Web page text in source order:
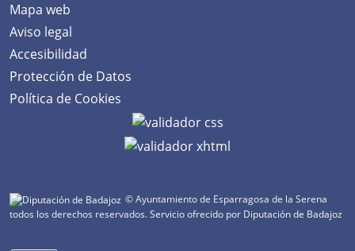
Mapa web
Aviso legal
Accesibilidad
Protección de Datos
Política de Cookies
© Ayuntamiento de Esparragosa de la Serena
todos los derechos reservados.Servicio ofrecido por Diputación de Badajoz